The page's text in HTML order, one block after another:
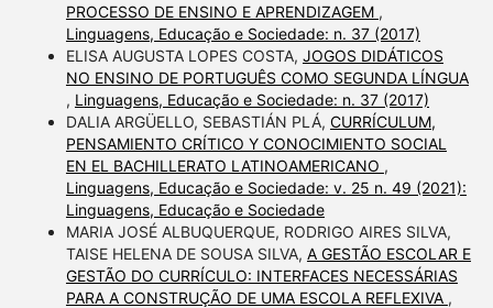
PROCESSO DE ENSINO E APRENDIZAGEM ,
Linguagens, Educação e Sociedade: n. 37 (2017)
ELISA AUGUSTA LOPES COSTA, JOGOS DIDÁTICOS
NO ENSINO DE PORTUGUÊS COMO SEGUNDA LÍNGUA
, Linguagens, Educação e Sociedade: n. 37 (2017)
DALIA ARGÜELLO, SEBASTIÁN PLÁ, CURRÍCULUM,
PENSAMIENTO CRÍTICO Y CONOCIMIENTO SOCIAL
EN EL BACHILLERATO LATINOAMERICANO ,
Linguagens, Educação e Sociedade: v. 25 n. 49 (2021):
Linguagens, Educação e Sociedade
MARIA JOSÉ ALBUQUERQUE, RODRIGO AIRES SILVA,
TAISE HELENA DE SOUSA SILVA, A GESTÃO ESCOLAR E
GESTÃO DO CURRÍCULO: INTERFACES NECESSÁRIAS
PARA A CONSTRUÇÃO DE UMA ESCOLA REFLEXIVA ,